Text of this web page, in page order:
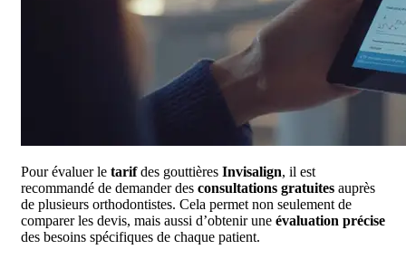
Pour évaluer le tarifdes gouttières Invisalign, il est
recommandé de demander des consultations gratuites auprès
de plusieurs orthodontistes. Cela permet non seulement de
comparer les devis, mais aussi d’obtenir une évaluation précise
des besoins spécifiques de chaque patient.